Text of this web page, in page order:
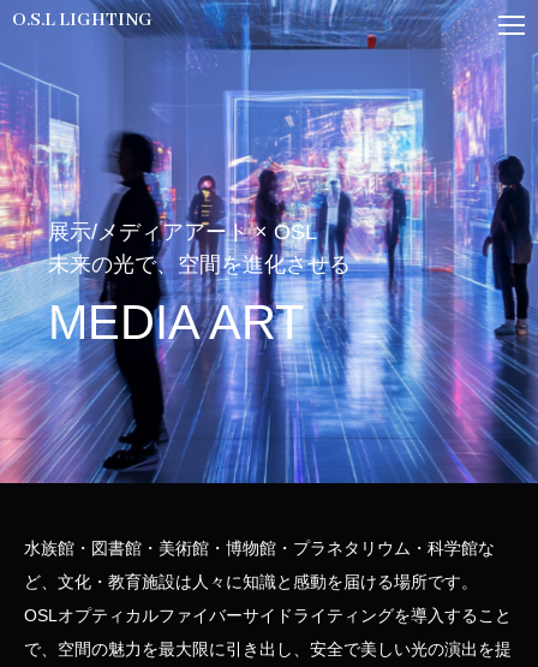
O.S.L LIGHTING
展示/メディアアート × OSL
未来の光で、空間を進化させる
MEDIA ART
水族館・図書館・美術館・博物館・プラネタリウム・科学館な
ど、文化・教育施設は人々に知識と感動を届ける場所です。
OSLオプティカルファイバーサイドライティングを導入すること
で、空間の魅力を最大限に引き出し、安全で美しい光の演出を提